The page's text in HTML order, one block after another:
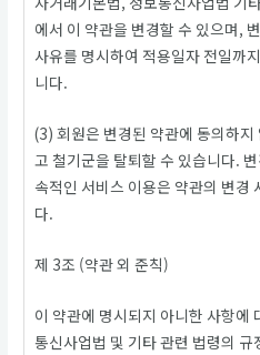
에서 이 약관을 변경할 수 있으며,
사유를 명시하여 적용일자 전일까
니다.
(3) 회원은 변경된 약관에 동의하
고 철기군을 탈퇴할 수 있습니다.
속적인 서비스 이용은 약관의 변경
다.
제 3조 (약관 외 준칙)
이 약관에 명시되지 아니한 사항에
통신사업법 및 기타 관련 법령의 규